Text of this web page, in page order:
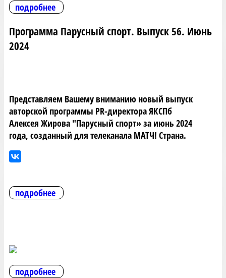
подробнее
Программа Парусный спорт. Выпуск 56. Июнь
2024
Представляем Вашему вниманию новый выпуск
авторской программы PR-директора ЯКСПб
Алексея Жирова "Парусный спорт» за июнь 2024
года, созданный для телеканала МАТЧ! Страна.
подробнее
подробнее